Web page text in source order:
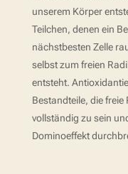
unserem Körper
Teilchen, denen ein
nächstbesten Zelle
selbst zum freien
entsteht.
Bestandteile, die
vollständig zu sein
Dominoeffekt